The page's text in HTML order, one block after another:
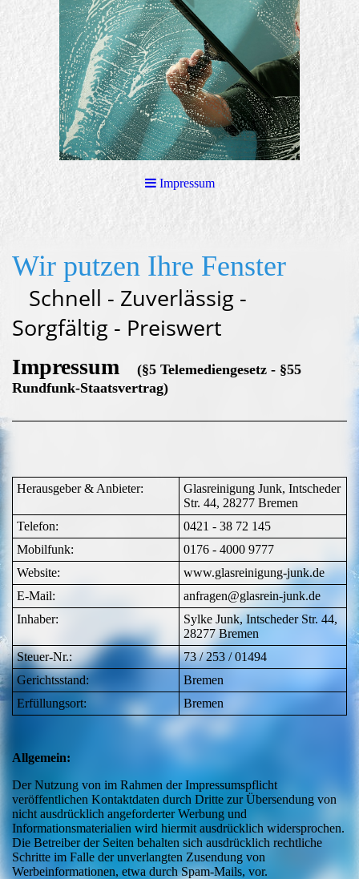
Impressum
Wir putzen Ihre Fenster
Schnell - Zuverlässig -
Sorgfältig - Preiswert
Impressum
(§5 Telemediengesetz - §55
Rundfunk-Staatsvertrag)
Herausgeber & Anbieter:
Glasreinigung Junk, Intscheder
Str. 44, 28277 Bremen
Telefon:
0421 - 38 72 145
Mobilfunk:
0176 - 4000 9777
Website:
www.glasreinigung-junk.de
E-Mail:
anfragen@glasrein-junk.de
Inhaber:
Sylke Junk, Intscheder Str. 44,
28277 Bremen
Steuer-Nr.:
73 / 253 / 01494
Gerichtsstand:
Bremen
Erfüllungsort:
Bremen
Allgemein:
Der Nutzung von im Rahmen der Impressumspflicht
veröffentlichen Kontaktdaten durch Dritte zur Übersendung von
nicht ausdrücklich angeforderter Werbung und
Informationsmaterialien wird hiermit ausdrücklich widersprochen.
Die Betreiber der Seiten behalten sich ausdrücklich rechtliche
Schritte im Falle der unverlangten Zusendung von
Werbeinformationen, etwa durch Spam-Mails, vor.